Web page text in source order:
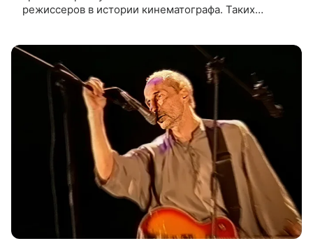
режиссеров в истории кинематографа. Таких